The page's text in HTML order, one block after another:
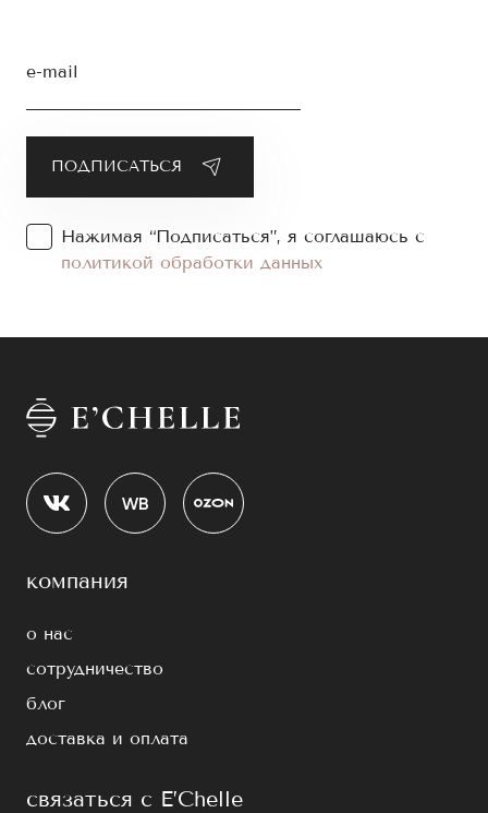
e-mail
Нажимая “Подписаться”, я соглашаюсь с
политикой обработки данных
компания
о нас
сотрудничество
блог
доставка и оплата
связаться с E’Chelle